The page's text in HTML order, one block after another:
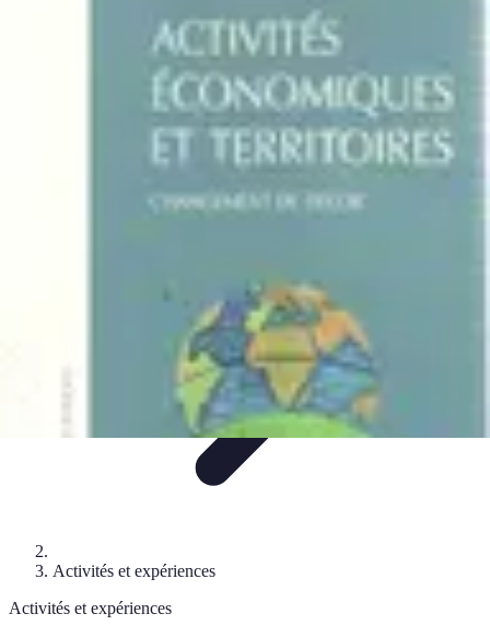
Destinations
TendancesComparatifs
Destination Exotique
Activités et expériences
Activités et expériences